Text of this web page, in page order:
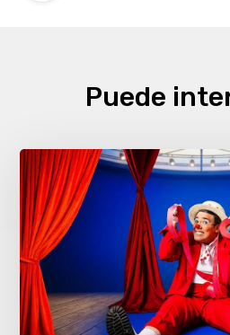
Puede